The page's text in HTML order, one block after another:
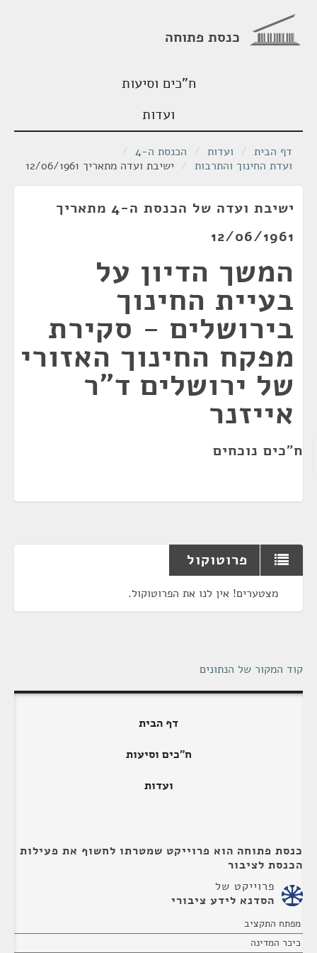
כנסת פתוחה
ח"כים וסיעות
ועדות
דף הבית / ועדות / הכנסת ה-4
/
ועדת החינוך והתרבות / ישיבת ועדה מתאריך 12/06/1961
ישיבת ועדה של הכנסת ה-4 מתאריך
12/06/1961
המשך הדיון על
בעיית החינוך
בירושלים - סקירת
מפקח החינוך האזורי
של ירושלים ד"ר
אייזנר
ח"כים נוכחים
פרוטוקול
מצטערים! אין לנו את הפרוטוקול.
קוד המקור של הנתונים
דף הבית
ח"כים וסיעות
ועדות
כנסת פתוחה הוא פרוייקט שמטרתו לחשוף את פעילות
הכנסת לציבור
פרוייקט של
הסדנא לידע ציבורי
מפתח התקציב
כיכר המדינה